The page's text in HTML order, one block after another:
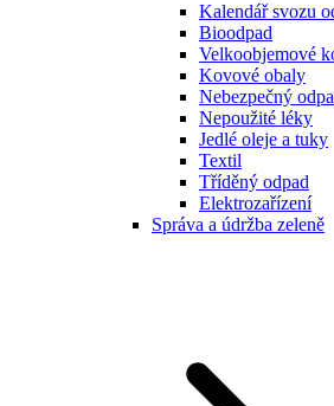
Kalendář svozu
Bioodpad
Velkoobjemové
Kovové obaly
Nebezpečný
Nepoužité léky
Jedlé oleje a tuky
Textil
Tříděný odpad
Elektrozařízení
Správa a údržba zeleně